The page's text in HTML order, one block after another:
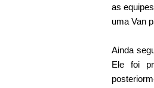
as
uma Van
Ainda
Ele foi